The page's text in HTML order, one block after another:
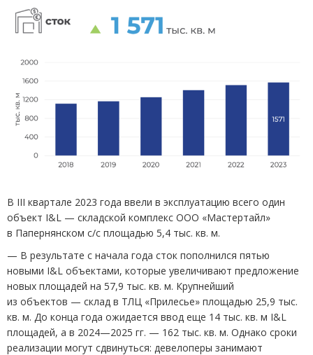
В III квартале 2023 года ввели в эксплуатацию всего один
объект I&L — складской комплекс ООО «Мастертайл»
в Папернянском с/с площадью 5,4 тыс. кв. м.
— В результате с начала года сток пополнился пятью
новыми I&L объектами, которые увеличивают предложение
новых площадей на 57,9 тыс. кв. м. Крупнейший
из объектов — склад в ТЛЦ «Прилесье» площадью 25,9 тыс.
кв. м. До конца года ожидается ввод еще 14 тыс. кв. м I&L
площадей, а в 2024—2025 гг. — 162 тыс. кв. м. Однако сроки
реализации могут сдвинуться: девелоперы занимают